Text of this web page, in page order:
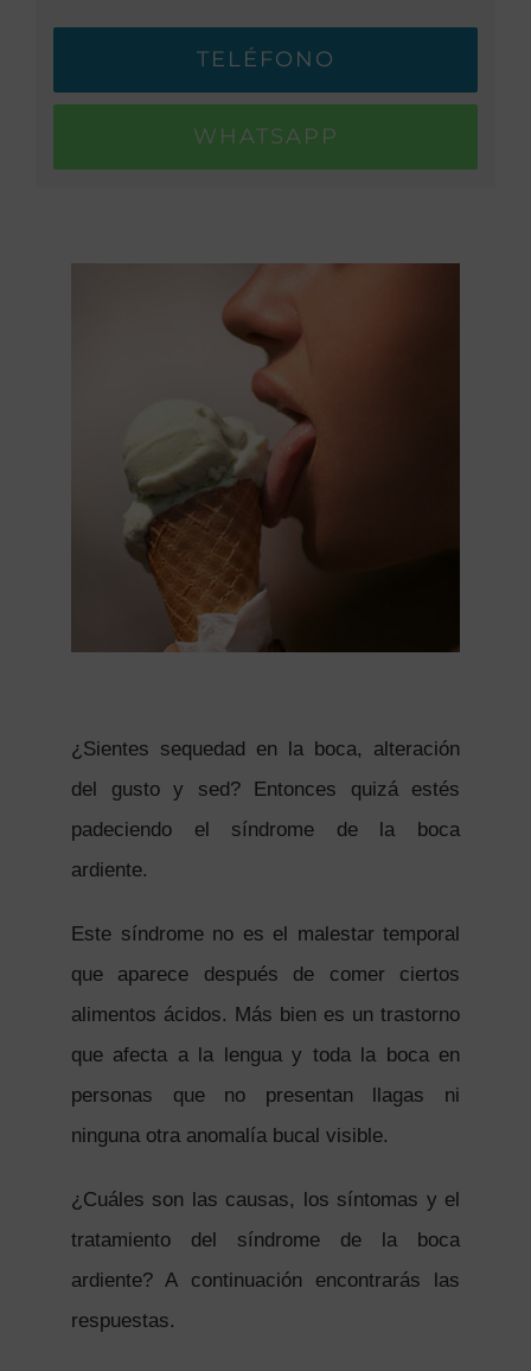
TELÉFONO
WHATSAPP
¿Sientes sequedad en la boca, alteración
del gusto y sed? Entonces quizá estés
padeciendo el síndrome de la boca
ardiente.
Este síndrome no es el malestar temporal
que aparece después de comer ciertos
alimentos ácidos. Más bien es un trastorno
que afecta a la lengua y toda la boca en
personas que no presentan llagas ni
ninguna otra anomalía bucal visible.
¿Cuáles son las causas, los síntomas y el
tratamiento del síndrome de la boca
ardiente? A continuación encontrarás las
respuestas.